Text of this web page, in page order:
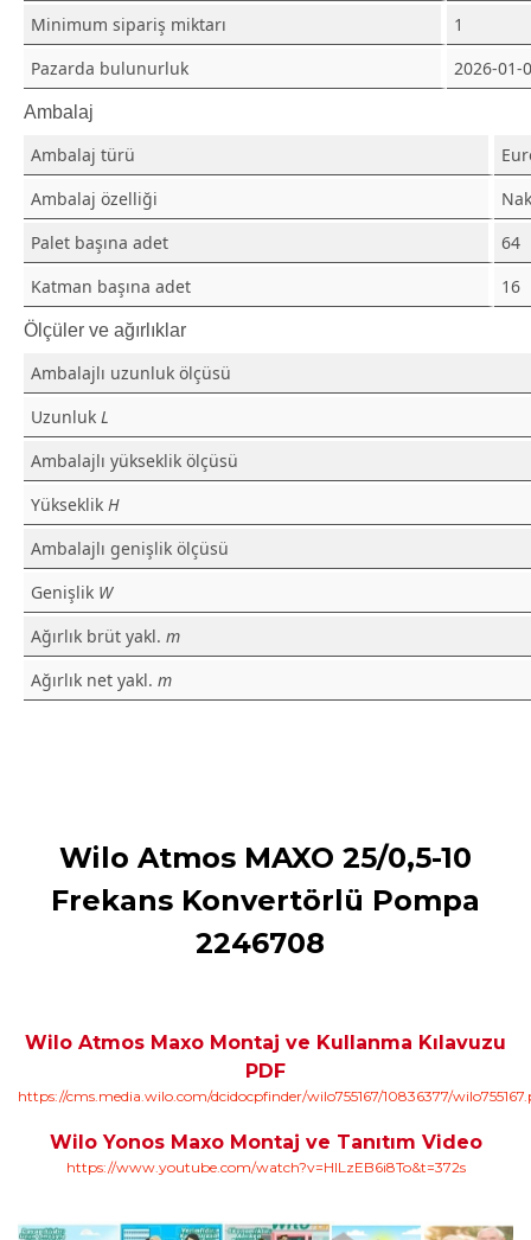
Minimum sipariş miktarı
1
Pazarda bulunurluk
2026-01-
Ambalaj
Ambalaj türü
Ambalaj özelliği
Palet başına adet
64
Katman başına adet
16
Ölçüler ve ağırlıklar
Ambalajlı uzunluk ölçüsü
Uzunluk L
Ambalajlı yükseklik ölçüsü
Yükseklik H
Ambalajlı genişlik ölçüsü
Genişlik W
Ağırlık brüt yakl. m
Ağırlık net yakl. m
Wilo Atmos MAXO 25/0,5-10
Frekans Konvertörlü Pompa
2246708
Wilo Atmos Maxo Montaj ve Kullanma Kılavuzu
PDF
https://cms.media.wilo.com/dcidocpfinder/wilo755167/10836377/
Wilo Yonos Maxo Montaj ve Tanıtım Video
https://www.youtube.com/watch?v=HlLzEB6i8To&t=372s